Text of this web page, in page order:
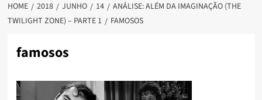
HOME 2018 JUNHO 14
ANÁLISE: ALÉM DA IMAGINAÇÃO (THE
TWILIGHT ZONE) – PARTE 1
FAMOSOS
famosos